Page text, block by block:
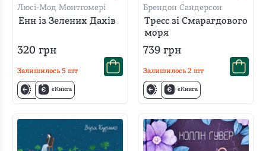
Люсі-Мод Монтгомері
Енн із Зелених Дахів
320 грн
Залишилось 5 шт
єКнига
Брендон Сандерсон
Тресс зі Смарагдового
моря
739 грн
Залишилось 2 шт
єКнига